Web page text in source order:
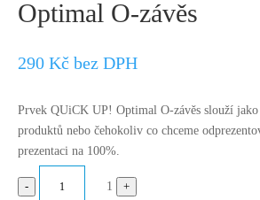
Optimal O-závěs
290 Kč bez DPH
Prvek QUiCK UP! Optimal O-závěs slouží jako
produktů nebo čehokoliv co chceme
prezentaci na 100%.
Quantity
-
1 +